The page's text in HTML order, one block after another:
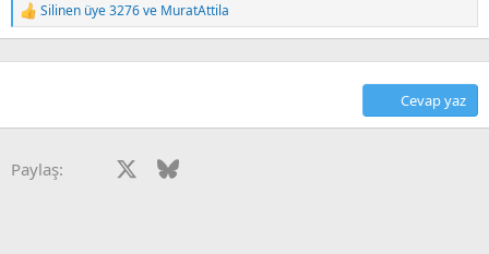
T
e
Silinen üye 3276ve MuratAttila
Cevap yaz
Paylaş: Facebook Bluesky